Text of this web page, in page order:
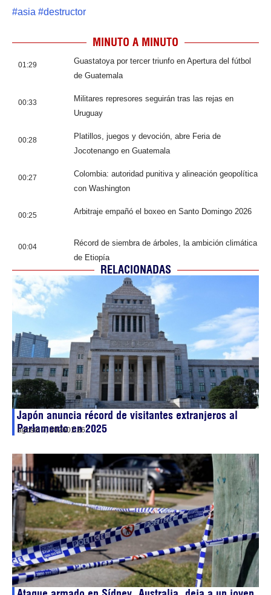
#asia #destructor
MINUTO A MINUTO
01:29
Guastatoya por tercer triunfo en Apertura del fútbol
de Guatemala
00:33
Militares represores seguirán tras las rejas en
Uruguay
00:28
Platillos, juegos y devoción, abre Feria de
Jocotenango en Guatemala
00:27
Colombia: autoridad punitiva y alineación geopolítica
con Washington
00:25 Arbitraje empañó el boxeo en Santo Domingo 2026
00:04
Récord de siembra de árboles, la ambición climática
de Etiopía
RELACIONADAS
Japón anuncia récord de visitantes extranjeros al
Parlamento en 2025
agosto 7, 202601:26